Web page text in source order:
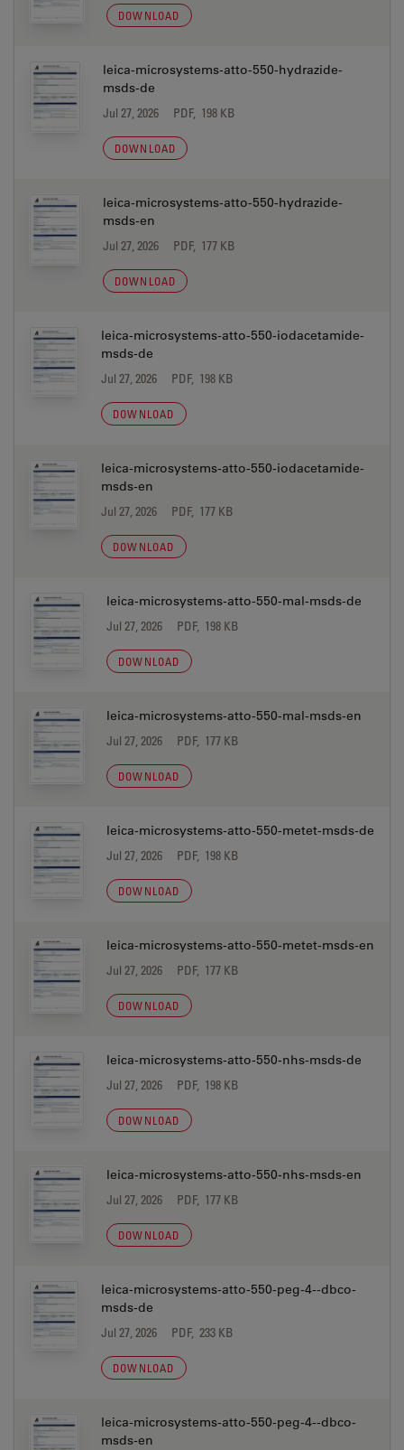
DOWNLOAD
leica-microsystems-atto-550-hydrazide-
msds-de
Jul 27, 2026 PDF, 198 KB
DOWNLOAD
leica-microsystems-atto-550-hydrazide-
msds-en
Jul 27, 2026 PDF, 177 KB
DOWNLOAD
leica-microsystems-atto-550-iodacetamide-
msds-de
Jul 27, 2026 PDF, 198 KB
DOWNLOAD
leica-microsystems-atto-550-iodacetamide-
msds-en
Jul 27, 2026 PDF, 177 KB
DOWNLOAD
leica-microsystems-atto-550-mal-msds-de
Jul 27, 2026 PDF, 198 KB
DOWNLOAD
leica-microsystems-atto-550-mal-msds-en
Jul 27, 2026 PDF, 177 KB
DOWNLOAD
leica-microsystems-atto-550-metet-msds-de
Jul 27, 2026 PDF, 198 KB
DOWNLOAD
leica-microsystems-atto-550-metet-msds-en
Jul 27, 2026 PDF, 177 KB
DOWNLOAD
leica-microsystems-atto-550-nhs-msds-de
Jul 27, 2026 PDF, 198 KB
DOWNLOAD
leica-microsystems-atto-550-nhs-msds-en
Jul 27, 2026 PDF, 177 KB
DOWNLOAD
leica-microsystems-atto-550-peg-4--dbco-
msds-de
Jul 27, 2026 PDF, 233 KB
DOWNLOAD
leica-microsystems-atto-550-peg-4--dbco-
msds-en